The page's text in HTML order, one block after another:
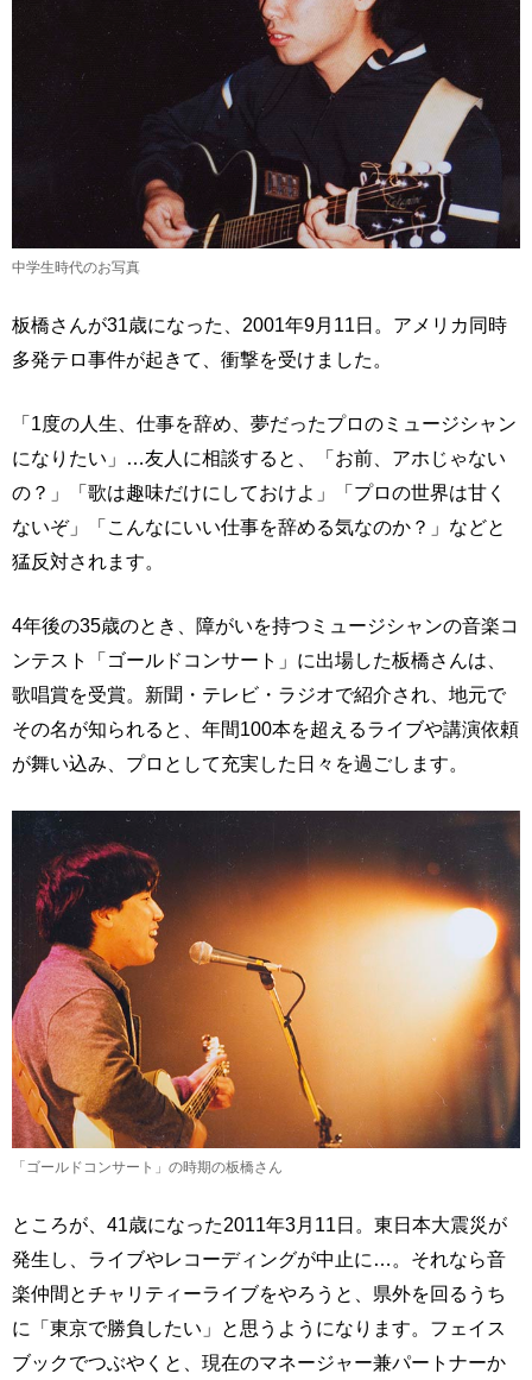
中学生時代のお写真
板橋さんが31歳になった、2001年9月11日。アメリカ同時
多発テロ事件が起きて、衝撃を受けました。
「1度の人生、仕事を辞め、夢だったプロのミュージシャン
になりたい」…友人に相談すると、「お前、アホじゃない
の？」「歌は趣味だけにしておけよ」「プロの世界は甘く
ないぞ」「こんなにいい仕事を辞める気なのか？」などと
猛反対されます。
4年後の35歳のとき、障がいを持つミュージシャンの音楽コ
ンテスト「ゴールドコンサート」に出場した板橋さんは、
歌唱賞を受賞。新聞・テレビ・ラジオで紹介され、地元で
その名が知られると、年間100本を超えるライブや講演依頼
が舞い込み、プロとして充実した日々を過ごします。
「ゴールドコンサート」の時期の板橋さん
ところが、41歳になった2011年3月11日。東日本大震災が
発生し、ライブやレコーディングが中止に…。それなら音
楽仲間とチャリティーライブをやろうと、県外を回るうち
に「東京で勝負したい」と思うようになります。フェイス
ブックでつぶやくと、現在のマネージャー兼パートナーか